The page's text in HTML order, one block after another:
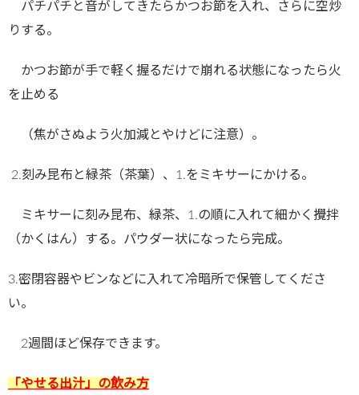
パチパチと音がしてきたらかつお節を入れ、さらに空炒
りする。
かつお節が手で軽く握るだけで崩れる状態になったら火
を止める
（焦がさぬよう火加減とやけどに注意）。
2.刻み昆布と緑茶（茶葉）、1.をミキサーにかける。
ミキサーに刻み昆布、緑茶、1.の順に入れて細かく攪拌
（かくはん）する。パウダー状になったら完成。
3.密閉容器やビンなどに入れて冷暗所で保管してくださ
い。
2週間ほど保存できます。
「やせる出汁」の飲み方